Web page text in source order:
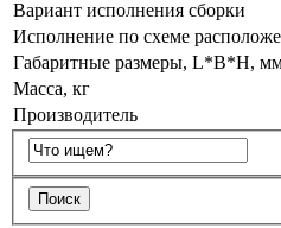
Вариант исполнения сборки
Исполнение по схеме
Габаритные размеры, L*B*H,
Масса, кг
Производитель